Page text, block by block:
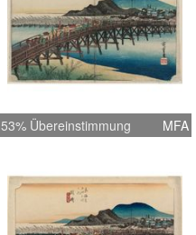
53% Übereinstimmung MFA